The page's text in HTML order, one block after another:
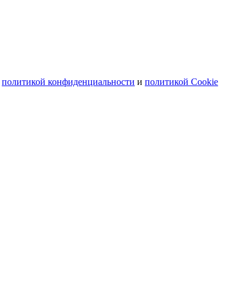
политикой конфиденциальности и политикой Cookie